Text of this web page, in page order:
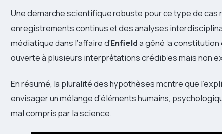
Une démarche scientifique robuste pour ce type de
enregistrements continus et des analyses
médiatique dans l’affaire d’Enfielda gêné la constitution
ouverte à plusieurs interprétations crédibles mais non
En résumé, la pluralité des hypothèses montre que
envisager un mélange d’éléments humains,
mal compris par la science.